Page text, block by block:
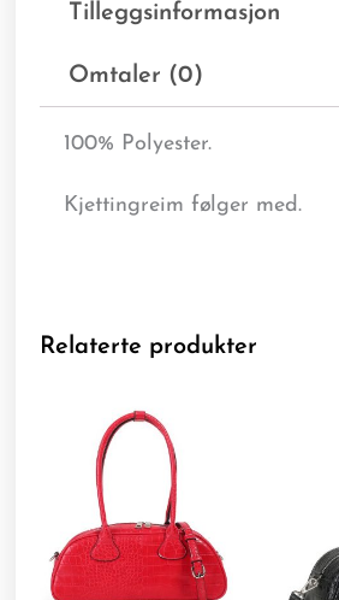
Tilleggsinformasjon
Omtaler (0)
100% Polyester.
Kjettingreim følger med.
Relaterte produkter